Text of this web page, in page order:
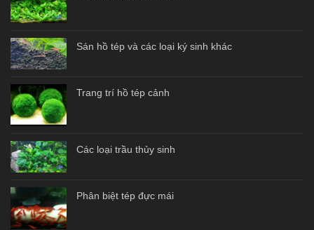
Sán hồ tép và các loại ký sinh khác
Trang trí hồ tép cảnh
Các loại trầu thủy sinh
Phân biệt tép đực mái